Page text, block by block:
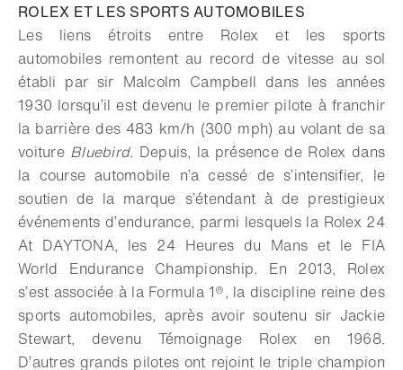
ROLEX ET LES SPORTS AUTOMOBILES
Les liens étroits entre Rolex et les sports
automobiles remontent au record de vitesse au sol
établi par sir Malcolm Campbell dans les années
1930 lorsqu’il est devenu le premier pilote à franchir
la barrière des 483 km/h (300 mph) au volant de sa
voiture Bluebird. Depuis, la présence de Rolex dans
la course automobile n’a cessé de s’intensifier, le
soutien de la marque s’étendant à de prestigieux
événements d’endurance, parmi lesquels la Rolex 24
At DAYTONA, les 24 Heures du Mans et le FIA
World Endurance Championship. En 2013, Rolex
s’est associée à la Formula 1®, la discipline reine des
sports automobiles, après avoir soutenu sir Jackie
Stewart, devenu Témoignage Rolex en 1968.
D’autres grands pilotes ont rejoint le triple champion